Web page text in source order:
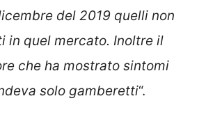
del 2019 quelli non
in quel mercato. Inoltre il
che ha mostrato sintomi
solo gamberetti“.